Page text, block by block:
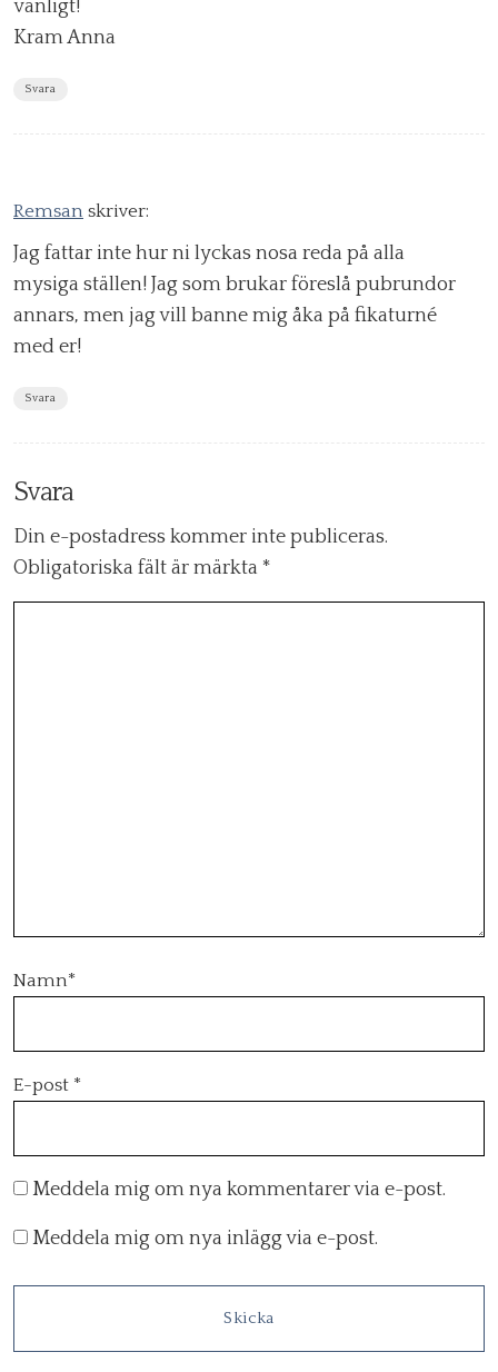
vanligt!
Kram Anna
Svara
Remsan skriver:
Jag fattar inte hur ni lyckas nosa reda på alla
mysiga ställen! Jag som brukar föreslå pubrundor
annars, men jag vill banne mig åka på fikaturné
med er!
Svara
Svara
Din e-postadress kommer inte publiceras.
Obligatoriska fält är märkta *
Namn*
E-post *
Meddela mig om nya kommentarer via e-post.
Meddela mig om nya inlägg via e-post.